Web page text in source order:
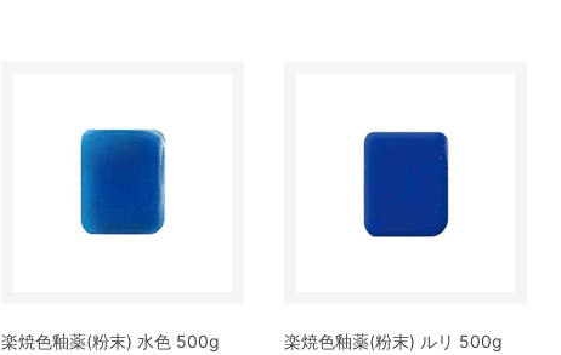
楽焼色釉薬(粉末) 水色 500g
楽焼色釉薬(粉末) ルリ 500g